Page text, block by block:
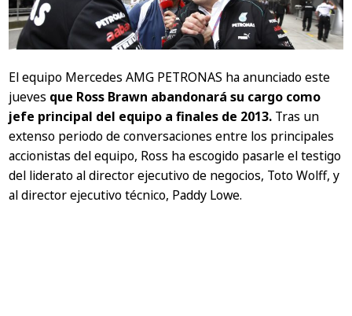
El equipo Mercedes AMG PETRONAS ha anunciado este
jueves que Ross Brawn abandonará su cargo como
jefe principal del equipo a finales de 2013. Tras un
extenso periodo de conversaciones entre los principales
accionistas del equipo, Ross ha escogido pasarle el testigo
del liderato al director ejecutivo de negocios, Toto Wolff, y
al director ejecutivo técnico, Paddy Lowe.